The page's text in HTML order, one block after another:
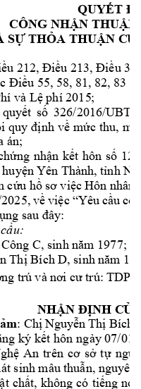
QUYẾT
CÔNG NHẬN
SỰ THỎA THUẬN C
212, Điều 213, Điều 3
Điều 55, 58, 81, 82, 83
và Lệ phí 2015;
quyết số 326/2016/UBT
quy định về mức thu,
án;
g nhận kết hôn số 12,
huyện Yên Thành, tỉnh
cứu hồ sơ việc Hôn nhân
về việc “Yêu cầu
ng sau đây:
ầu:
C, sinh năm 1977;
n Thị Bích D, sinh năm 1
ng trú và nơi cư trú: TDP
NHẬN ĐỊNH C
: ChịNguyễn Thị Bích
ký kết hôn ngày 07/01/
An trên cơ sở tự nguy
sinh mâu thuẫn, nguyên
ật chất, không có tiếng nói